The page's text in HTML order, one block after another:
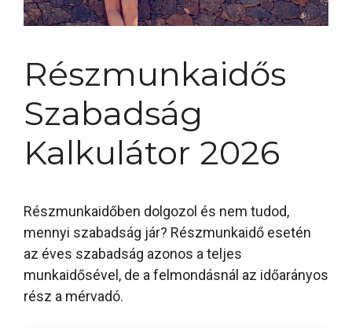
Részmunkaidős
Szabadság
Kalkulátor 2026
Részmunkaidőben dolgozol és nem tudod,
mennyi szabadság jár? Részmunkaidő esetén
az éves szabadság azonos a teljes
munkaidősével, de a felmondásnál az időarányos
rész a mérvadó.